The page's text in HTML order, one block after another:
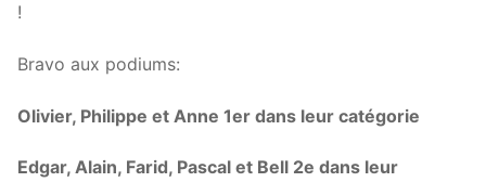
!
Bravo aux podiums:
Olivier, Philippe et Anne 1er dans leur catégorie
Edgar, Alain, Farid, Pascal et Bell 2e dans leur